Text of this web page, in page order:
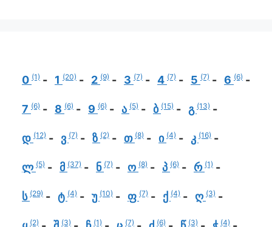
0 (1) 1 (20) 2 (9) 3 (7) 4 (7) 5 (7) 6 (6)
7 (6) 8 (6) 9 (6) ა (5) ბ (15) გ (13)
დ (12) ვ (7) ზ (2) თ (8) ი (4) კ (16)
ლ (5) მ (37) ნ (7) ო (8) პ (6) რ (1)
ს (29) ტ (4) უ (10) ფ (7) ქ (4) ღ (3)
(2) (3) (1) (7) (6) (3) (4)